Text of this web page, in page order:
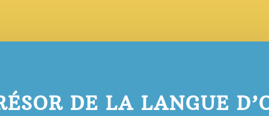
DE LA LANGUE